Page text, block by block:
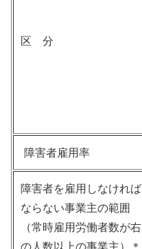
区 分
障害者雇用率
障害者を雇用しなければ
ならない事業主の範囲
（常時雇用労働者数が右
の人数以上の事業主）
＊